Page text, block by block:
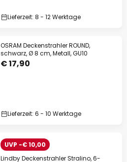
Lieferzeit: 8 - 12 Werktage
OSRAM Deckenstrahler ROUND,
schwarz, Ø 8 cm, Metall, GU10
€ 17,90
Lieferzeit: 6 - 10 Werktage
UVP -€ 10,00
Lindby Deckenstrahler Stralino, 6-